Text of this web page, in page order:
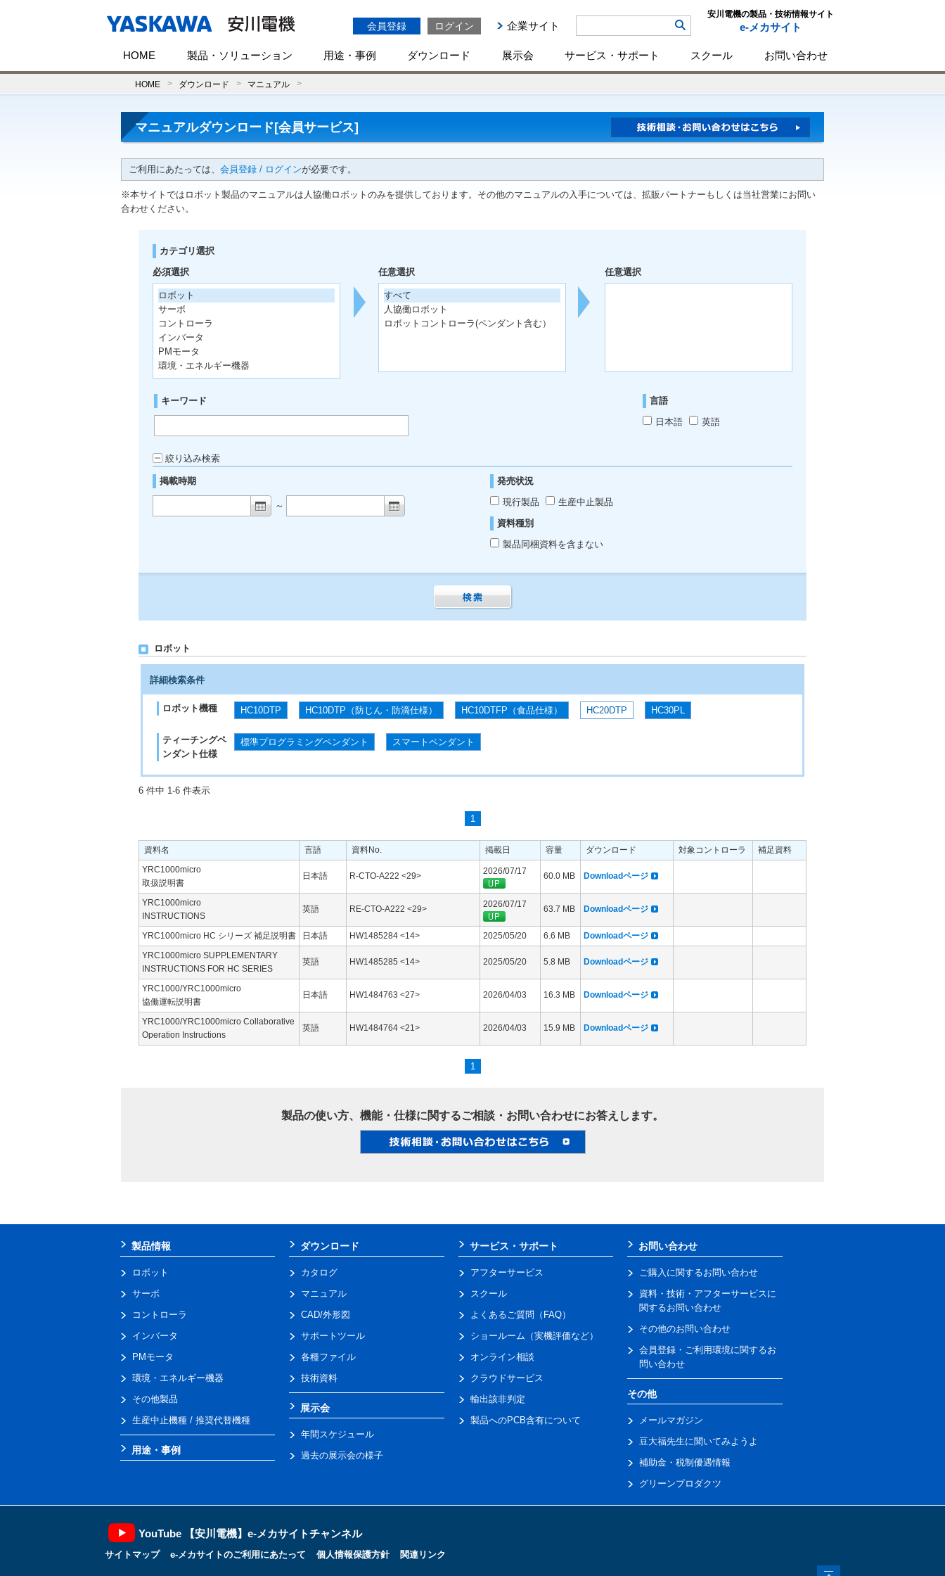
会員登録 ログイン 企業サイト
安川電機の製品・技術情報サイト
e-メカサイト
HOME 製品・ソリューション 用途・事例 ダウンロード 展示会 サービス・サポート スクール お問い合わせ
HOME ダウンロード マニュアル
マニュアルダウンロード[会員サービス]
ご利用にあたっては、 会員登録 / ログインが必要です。
※本サイトではロボット製品のマニュアルは人協働ロボットのみを提供しております。その他のマニュアルの入手については、拡販パートナーもしくは当社営業にお問い
合わせください。
カテゴリ選択
必須選択
ロボット
サーボ
コントローラ
インバータ
PMモータ
環境・エネルギー機器
任意選択
すべて
人協働ロボット
ロボットコントローラ(ペンダント含む）
任意選択
キーワード
言語
日本語
英語
絞り込み検索
掲載時期
～
発売状況
現行製品
生産中止製品
資料種別
製品同梱資料を含まない
ロボット
詳細検索条件
ロボット機種 HC10DTP HC10DTP（防じん・防滴仕様） HC10DTFP（食品仕様） HC20DTP HC30PL
ティーチングペ
ンダント仕様
標準プログラミングペンダント スマートペンダント
6 件中 1-6 件表示
1
資料名 言語 資料No. 掲載日 容量 ダウンロード 対象コントローラ
補足資料
YRC1000micro
取扱説明書
日本語 R-CTO-A222 <29> 2026/07/17 60.0 MB Downloadページ
YRC1000micro
INSTRUCTIONS
英語 RE-CTO-A222 <29> 2026/07/17 63.7 MB Downloadページ
YRC1000micro HC シリーズ 補足説明書 日本語 HW1485284 <14> 2025/05/20 6.6 MB
Downloadページ
YRC1000micro SUPPLEMENTARY
INSTRUCTIONS FOR HC SERIES
英語 HW1485285 <14> 2025/05/20 5.8 MB Downloadページ
YRC1000/YRC1000micro
協働運転説明書
日本語 HW1484763 <27> 2026/04/03 16.3 MB Downloadページ
YRC1000/YRC1000micro Collaborative
Operation Instructions
英語 HW1484764 <21> 2026/04/03 15.9 MB Downloadページ
1
製品の使い方、機能・仕様に関するご相談・お問い合わせにお答えします。
製品情報
ロボット
サーボ
コントローラ
インバータ
PMモータ
環境・エネルギー機器
その他製品
生産中止機種 / 推奨代替機種
用途・事例
ダウンロード
カタログ
マニュアル
CAD/外形図
サポートツール
各種ファイル
技術資料
展示会
年間スケジュール
過去の展示会の様子
サービス・サポート
アフターサービス
スクール
よくあるご質問（FAQ）
ショールーム（実機評価など）
オンライン相談
クラウドサービス
輸出該非判定
製品へのPCB含有について
お問い合わせ
ご購入に関するお問い合わせ
資料・技術・アフターサービスに
関するお問い合わせ
その他のお問い合わせ
会員登録・ご利用環境に関するお
問い合わせ
その他
メールマガジン
豆大福先生に聞いてみようよ
補助金・税制優遇情報
グリーンプロダクツ
YouTube 【安川電機】e-メカサイトチャンネル
サイトマップ e-メカサイトのご利用にあたって 個人情報保護方針 関連リンク